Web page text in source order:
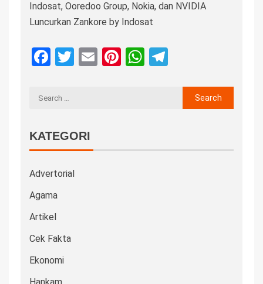
Indosat, Ooredoo Group, Nokia, dan NVIDIA
Luncurkan Zankore by Indosat
Facebook
Twitter
EmailPinterest
WhatsApp
KATEGORI
Advertorial
Agama
Artikel
Cek Fakta
Ekonomi